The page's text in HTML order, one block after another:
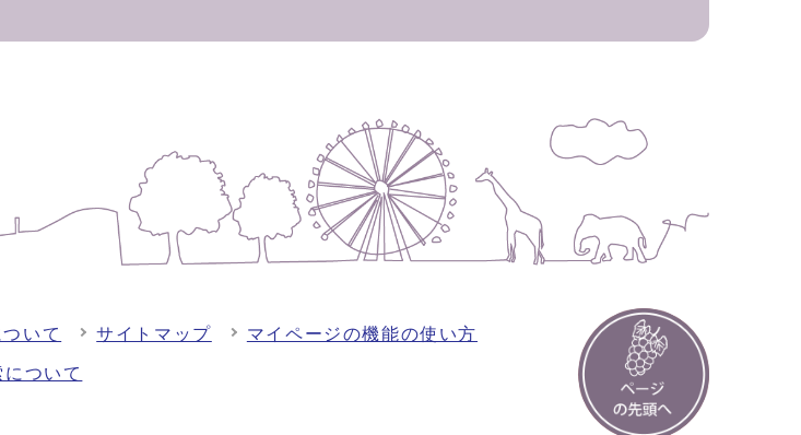
いて サイトマップ マイページの機能の使い方
ついて